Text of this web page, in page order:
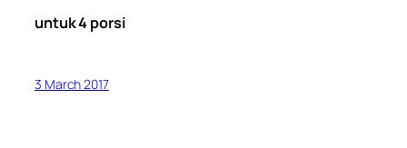
untuk 4 porsi
3 March 2017